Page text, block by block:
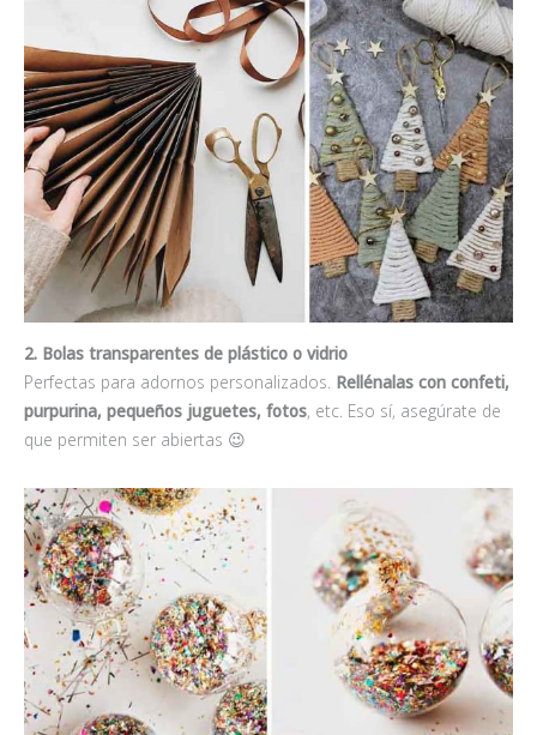
2. Bolas transparentes de plástico o vidrio
Perfectas para adornos personalizados. Rellénalas con confeti,
purpurina, pequeños juguetes, fotos, etc. Eso sí, asegúrate de
que permiten ser abiertas 😉